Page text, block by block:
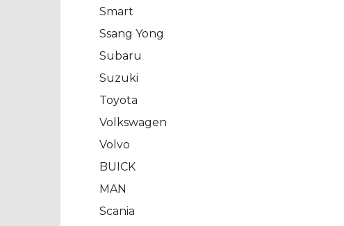
Smart
Ssang Yong
Subaru
Suzuki
Toyota
Volkswagen
Volvo
BUICK
MAN
Scania